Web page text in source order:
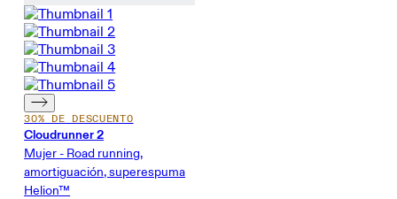
30% DE DESCUENTO
Cloudrunner 2
Mujer - Road running,
amortiguación, superespuma
Helion™